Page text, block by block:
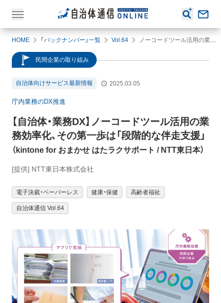
HOME 「バックナンバー」一覧 Vol.64 ノーコードツール活用の業務効率化、その第一歩は「段階的な伴走支援」
民間企業の取り組み
自治体向けサービス最新情報 2025.03.05
庁内業務のDX推進
【自治体・業務DX】 ノーコードツール活用の業
務効率化、その第一歩は「段階的な伴走支援」
（ kintone for おまかせ はたラクサポート / NTT東日本）
[提供] NTT東日本株式会社
電子決裁・ペーパーレス 健康・保健 高齢者福祉
自治体通信 Vol.64